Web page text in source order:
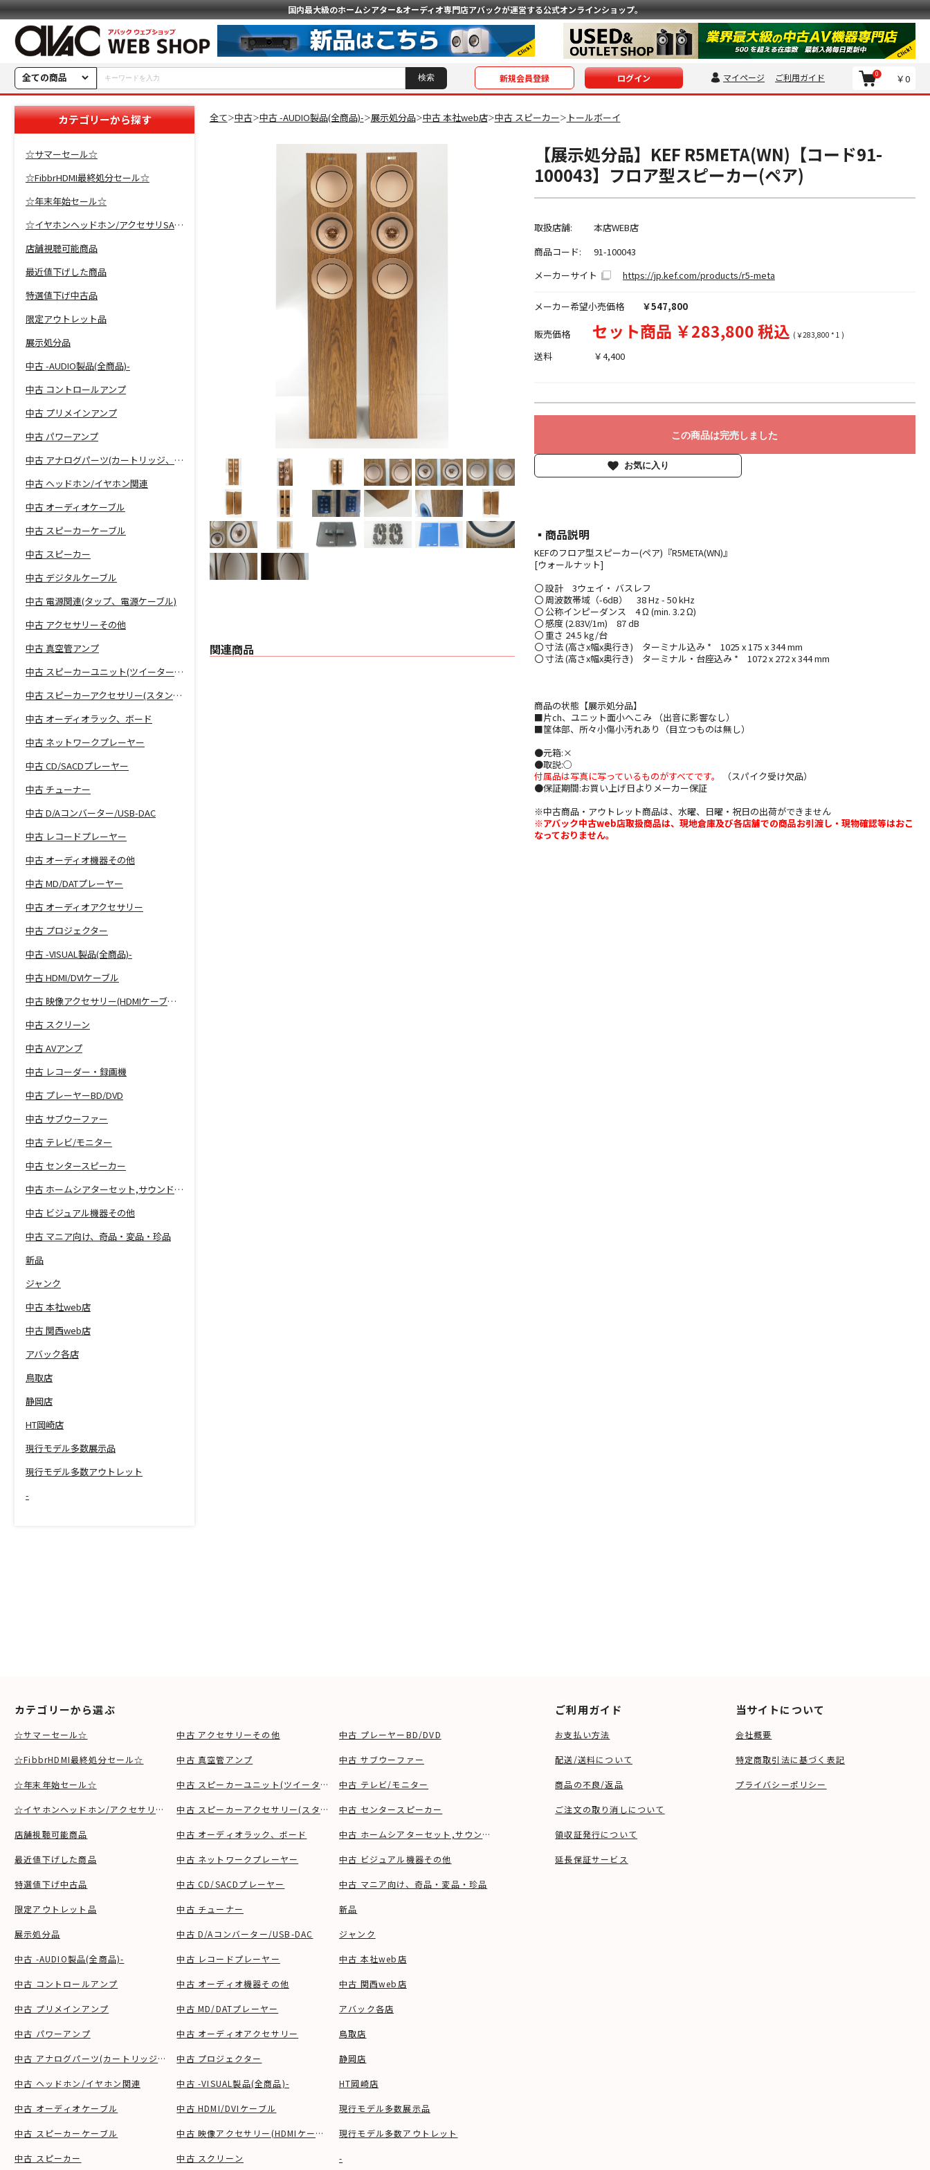
国内最大級のホームシアター&オーディオ専門店アバックが運営する公式オンラインショップ。
全ての商品 新規会員登録 ログイン マイページ ご利用ガイド ￥0
0
カテゴリーから探す
☆サマーセール☆
☆FibbrHDMI最終処分セール☆
☆年末年始セール☆
☆イヤホンヘッドホン/アクセサリSALE☆
店舗視聴可能商品
最近値下げした商品
特選値下げ中古品
限定アウトレット品
展示処分品
中古 -AUDIO製品(全商品)-
中古 コントロールアンプ
中古 プリメインアンプ
中古 パワーアンプ
中古 アナログパーツ(カートリッジ、シェル等)
中古 ヘッドホン/イヤホン関連
中古 オーディオケーブル
中古 スピーカーケーブル
中古 スピーカー
中古 デジタルケーブル
中古 電源関連(タップ、電源ケーブル)
中古 アクセサリーその他
中古 真空管アンプ
中古 スピーカーユニット(ツイーター、ウーファー等)
中古 スピーカーアクセサリー(スタンド等)
中古 オーディオラック、ボード
中古 ネットワークプレーヤー
中古 CD/SACDプレーヤー
中古 チューナー
中古 D/Aコンバーター/USB-DAC
中古 レコードプレーヤー
中古 オーディオ機器その他
中古 MD/DATプレーヤー
中古 オーディオアクセサリー
中古 プロジェクター
中古 -VISUAL製品(全商品)-
中古 HDMI/DVIケーブル
中古 映像アクセサリー(HDMIケーブル等)
中古 スクリーン
中古 AVアンプ
中古 レコーダー・録画機
中古 プレーヤーBD/DVD
中古 サブウーファー
中古 テレビ/モニター
中古 センタースピーカー
中古 ホームシアターセット,サウンドバー
中古 ビジュアル機器その他
中古 マニア向け、奇品・変品・珍品
新品
ジャンク
中古 本社web店
中古 関西web店
アバック各店
鳥取店
静岡店
HT岡崎店
現行モデル多数展示品
現行モデル多数アウトレット
-
全て＞中古＞中古 -AUDIO製品(全商品)-＞展示処分品＞中古 本社web店＞中古 スピーカー＞ トールボーイ
関連商品
【展示処分品】KEF R5META(WN)【コード91-
100043】フロア型スピーカー(ペア)
取扱店舗:
本店WEB店
商品コード:
91-100043
メーカーサイト
https://jp.kef.com/products/r5-meta
メーカー希望小売価格 ￥547,800
販売価格 セット商品 ￥283,800 税込 (￥283,800 * 1 )
送料 ￥4,400
この商品は完売しました
お気に入り
▪︎商品説明
KEFのフロア型スピーカー(ペア)『R5META(WN)』
[ウォールナット]
〇 設計 3ウェイ・ バスレフ
〇 周波数帯域（-6dB） 38 Hz - 50 kHz
〇 公称インピーダンス 4 Ω (min. 3.2 Ω)
〇 感度 (2.83V/1m) 87 dB
〇 重さ 24.5 kg/台
〇 寸法 (高さx幅x奥行き) ターミナル込み * 1025 x 175 x 344 mm
〇 寸法 (高さx幅x奥行き) ターミナル・台座込み * 1072 x 272 x 344 mm
商品の状態【展示処分品】
■片ch、ユニット面小へこみ （出音に影響なし）
■筐体部、所々小傷小汚れあり（目立つものは無し）
●元箱:×
●取説:○
付属品は写真に写っているものがすべてです。
（スパイク受け欠品）
●保証期間:お買い上げ日よりメーカー保証
※中古商品・アウトレット商品は、水曜、日曜・祝日の出荷ができません
※アバック中古web店取扱商品は、現地倉庫及び各店舗での商品お引渡し・現物確認等はおこ
なっておりません。
カテゴリーから選ぶ
☆サマーセール☆
☆FibbrHDMI最終処分セール☆
☆年末年始セール☆
☆イヤホンヘッドホン/アクセサリSALE☆
店舗視聴可能商品
最近値下げした商品
特選値下げ中古品
限定アウトレット品
展示処分品
中古 -AUDIO製品(全商品)-
中古 コントロールアンプ
中古 プリメインアンプ
中古 パワーアンプ
中古 アナログパーツ(カートリッジ、シェル等)
中古 ヘッドホン/イヤホン関連
中古 オーディオケーブル
中古 スピーカーケーブル
中古 スピーカー
中古 アクセサリーその他
中古 真空管アンプ
中古 スピーカーユニット(ツイーター、ウーファー等)
中古 スピーカーアクセサリー(スタンド等)
中古 オーディオラック、ボード
中古 ネットワークプレーヤー
中古 CD/SACDプレーヤー
中古 チューナー
中古 D/Aコンバーター/USB-DAC
中古 レコードプレーヤー
中古 オーディオ機器その他
中古 MD/DATプレーヤー
中古 オーディオアクセサリー
中古 プロジェクター
中古 -VISUAL製品(全商品)-
中古 HDMI/DVIケーブル
中古 映像アクセサリー(HDMIケーブル等)
中古 スクリーン
中古 プレーヤーBD/DVD
中古 サブウーファー
中古 テレビ/モニター
中古 センタースピーカー
中古 ホームシアターセット,サウンドバー
中古 ビジュアル機器その他
中古 マニア向け、奇品・変品・珍品
新品
ジャンク
中古 本社web店
中古 関西web店
アバック各店
鳥取店
静岡店
HT岡崎店
現行モデル多数展示品
現行モデル多数アウトレット
-
ご利用ガイド
お支払い方法
配送/送料について
商品の不良/返品
ご注文の取り消しについて
領収証発行について
延長保証サービス
当サイトについて
会社概要
特定商取引法に基づく表記
プライバシーポリシー